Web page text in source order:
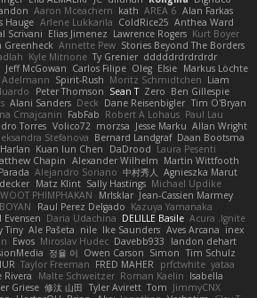
Aaron Mceachern kath AREA 6 Alan Farkas
Hauge Arlene Lukkarila ColdRice25 Anthea Ward
Scrivani Elias Jimenez Lawrence Rogers Kurt Boyer
Greenheck Annette Pew Stories Beyond The Borders
Kyle Mitrione Ty Grenier dddddrdrdrdrdr
Jeff McGowan Carlos Filipe Oleg Elsie Markus Löchte
Adelmann Spirit-Rush Moritz Schmidtchen Liam
Peter Thomson Sean T Zero Ben Gillespie
Alani Sanders Deck Dane Reisenbigler Tim O'Bryan
Cmajcanin FabFab Robert A Lohaus Paul Lau
Torres Volico72 morzsa Jesse Marku Allan Wright
Stefanova Bernard Landgraf Daan Bootsma
Kuan lun Chen DaDrood Laura Pesenti
Chapin Alexander Wilhelm Martin Wittfooth
Alejandro Soriano 中村秀人
Agnieszka Marut
Matz Klint Sally Hastings Michael Updike
PHIMPHAKAN MrIsklar Jean-Cassien Marmey
Raul Perez Delgado Kazuya Yamanaka
Evensen Daria Udachina DELILLE Basile Acura .Ignite
Tiny Ale Pašeta nile Ike Saunders Aves Arcana inex
Ewos Miroslav Hudec Davebb933
landon dehart
정율 이 Owen Carson Simon Tim Schulz
Taylor Freeman FRED MAHER prfctwhite yataa
Rivera Malte Schweitzer Roman Kaelin Isabella
Griese 修汰 山田 Tyler Avirett Tom JimmyCNX